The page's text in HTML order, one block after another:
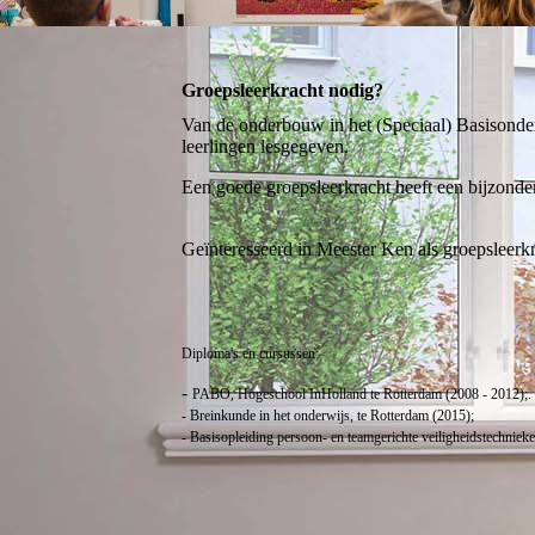
Groepsleerkracht nodig?
Van de onderbouw in het (Speciaal)
leerlingen lesgegeven.
Een goede groepsleerkracht heeft een
Geïnteresseerd in Meester Ken als
Diploma's en cursussen:
- PABO, Hogeschool InHolland te Rotterdam (2008 - 2012);.
- Breinkunde in het onderwijs, te Rotterdam (2015);
- Basisopleiding persoon- en teamgerichte